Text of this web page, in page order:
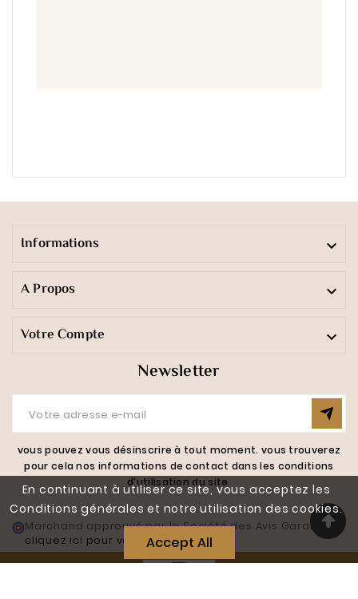
En continuant à utiliser ce site, vous acceptez les
Conditions générales et notre utilisation des cookies.
Accept All
Informations 
A Propos 
Votre Compte 
Newsletter
vous pouvez vous désinscrire à tout moment. vous trouverez
pour cela nos informations de contact dans les conditions
d'utilisation du site.
Marchand approuvé par la Société des Avis Garantis,
cliquez ici pour vérifier.